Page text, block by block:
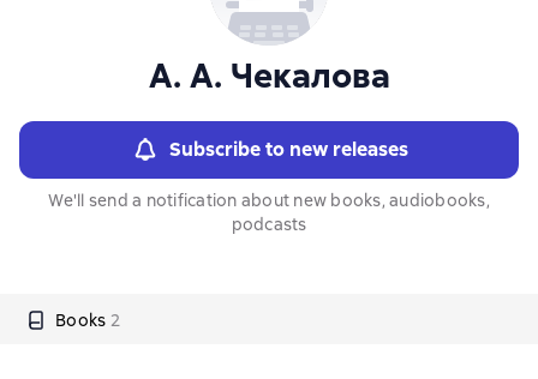
А. А. Чекалова
Subscribe to new releases
We'll send a notification about new books, audiobooks,
podcasts
Books 2